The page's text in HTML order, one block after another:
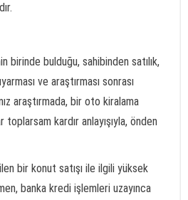
birinde bulduğu, sahibinden satılık,
ve araştırması sonrası
araştırmada, bir oto kiralama
kardır anlayışıyla, önden
bir konut satışı ile ilgili yüksek
banka kredi işlemleri uzayınca